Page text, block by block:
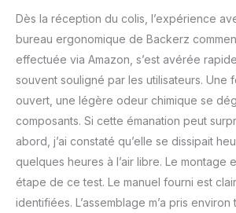
AMÉNAGEZ
ESPACE DE
PARFAIT -
de bureau en
profondeur et
de l'assise,
l'angle du
Trouvez la
idéale sans
favorisant
optimale
Dès la réception du colis, l’expérience
bureau ergonomique de Backerz
effectuée via Amazon, s’est avérée
souvent souligné par les utilisateurs. Une
ouvert, une légère odeur chimique se
composants. Si cette émanation peut
abord, j’ai constaté qu’elle se dissipait
quelques heures à l’air libre. Le montage
étape de ce test. Le manuel fourni est
identifiées. L’assemblage m’a pris